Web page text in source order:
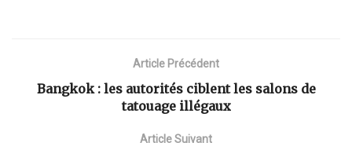
Article Précédent
Bangkok : les autorités ciblent les salons de
tatouage illégaux
Article Suivant